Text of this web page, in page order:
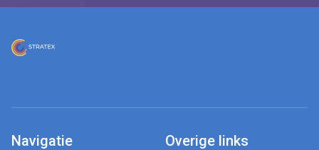
Navigatie Overige links